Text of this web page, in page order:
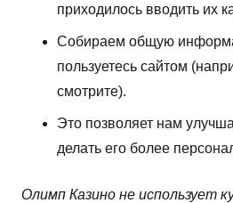
приходилось вводить их
Собираем общую
пользуетесь сайтом
смотрите).
Это позволяет нам
делать его более
Олимп Казино не использует